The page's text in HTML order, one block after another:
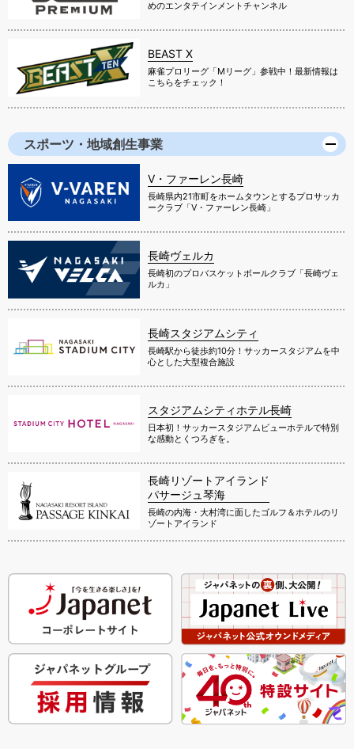
めのエンタテインメントチャンネル
BEAST X
麻雀プロリーグ「Mリーグ」参戦中！最新情報は
こちらをチェック！
スポーツ・地域創生事業
V・ファーレン長崎
長崎県内21市町をホームタウンとするプロサッカ
ークラブ「V・ファーレン長崎」
長崎ヴェルカ
長崎初のプロバスケットボールクラブ「長崎ヴェ
ルカ」
長崎スタジアムシティ
長崎駅から徒歩約10分！サッカースタジアムを中
心とした大型複合施設
スタジアムシティホテル長崎
日本初！サッカースタジアムビューホテルで特別
な感動とくつろぎを。
長崎リゾートアイランド
パサージュ琴海
長崎の内海・大村湾に面したゴルフ＆ホテルのリ
ゾートアイランド